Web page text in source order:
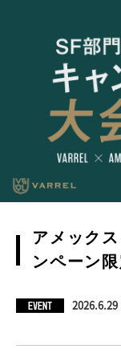
アメックス
ンペーン限
EVENT 2026.6.29